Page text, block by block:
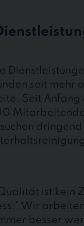
seit mehr
Seit Anfang
ist kein
Wir
besser